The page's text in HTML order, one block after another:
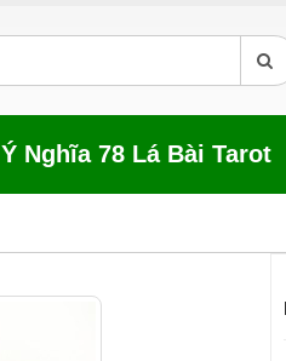
Ý Nghĩa 78 Lá Bài Tarot